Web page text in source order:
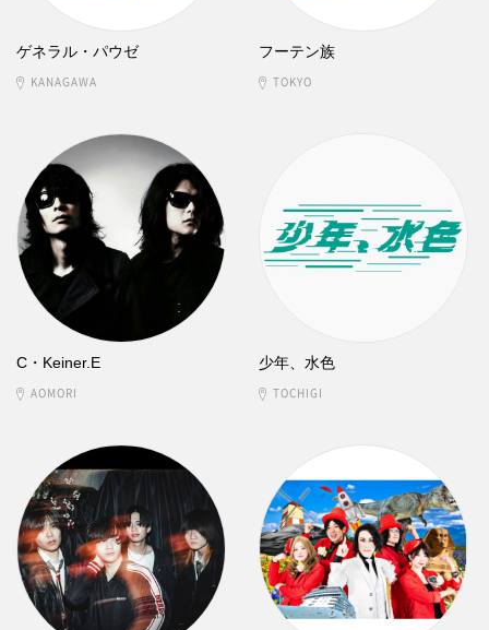
ゲネラル・パウゼ
KANAGAWA
フーテン族
TOKYO
C・Keiner.E
AOMORI
少年、水色
TOCHIGI